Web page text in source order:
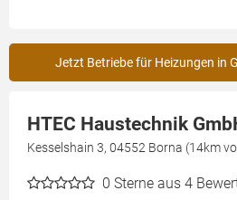
Jetzt Betriebe für Heizungen in
HTEC Haustechnik
Kesselshain 3, 04552 Borna (14km
0 Sterne aus 4